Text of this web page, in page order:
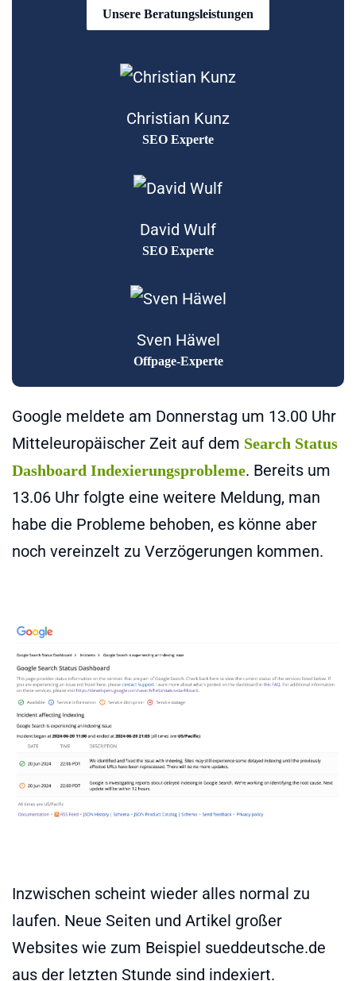
Unsere Beratungsleistungen
Christian Kunz
SEO Experte
David Wulf
SEO Experte
Sven Häwel
Offpage-Experte
Google meldete am Donnerstag um 13.00 Uhr
Mitteleuropäischer Zeit auf dem Search Status
Dashboard Indexierungsprobleme. Bereits um
13.06 Uhr folgte eine weitere Meldung, man
habe die Probleme behoben, es könne aber
noch vereinzelt zu Verzögerungen kommen.
Inzwischen scheint wieder alles normal zu
laufen. Neue Seiten und Artikel großer
Websites wie zum Beispiel sueddeutsche.de
aus der letzten Stunde sind indexiert.